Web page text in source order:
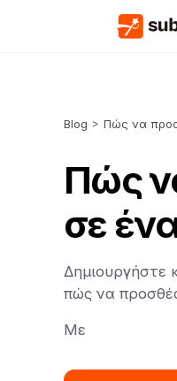
Blog > Πώς να
Πώς
σε
Δημιουργήστε
πώς να
Με